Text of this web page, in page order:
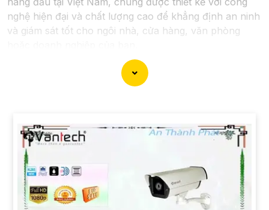
nghệ hiện đại và chất lượng cao để khẳng định an ninh
và giám sát tốt cho ngôi nhà, cửa hàng, văn phòng
Vantech Việt Nam cung cấp các dòng sản phẩm
camera giám sát chất lượng cao như camera IP,
camera HD-TVI, camera AHD, camera wifi, camera
đáng tin cậy và dễ sử dụng.
Điểm mạnh của Camera Vantech là chất lượng dịch vụ
tốt và hỗ trợ khách hàng chu đáo. Đội ngũ nhân viên
kỹ thuật chuyên nghiệp của Vantech sẽ giúp bạn lựa
chọn giải pháp camera phù hợp với nhu cầu và ngân
sách của bạn.